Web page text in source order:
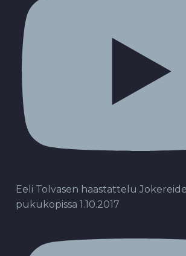
Eeli Tolvasen haastattelu
pukukopissa 1.10.2017